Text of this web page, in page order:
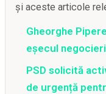
și aceste articole
Gheorghe
eșecul
PSD solicită
de urgență